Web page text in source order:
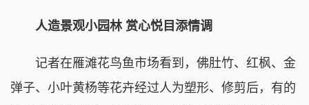
人造景观小园林 赏心悦目添情调
记者在雁滩花鸟鱼市场看到，佛肚竹、红枫、金
弹子、小叶黄杨等花卉经过人为塑形、修剪后，有的